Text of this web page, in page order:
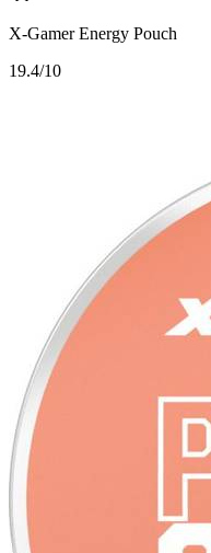
X-Gamer Energy Pouch
19.4/10